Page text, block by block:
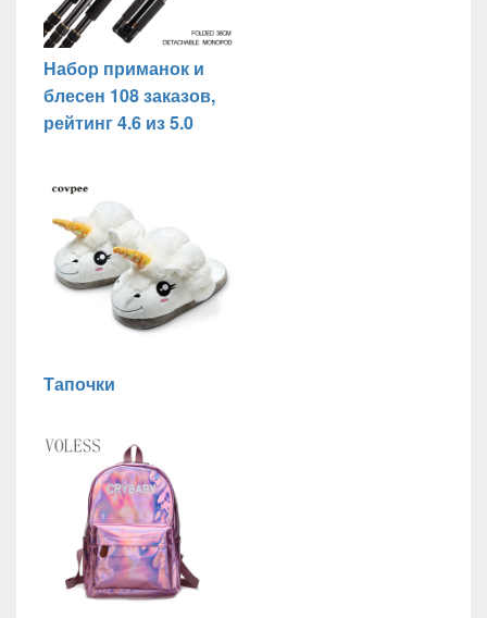
Набор приманок и
блесен 108 заказов,
рейтинг 4.6 из 5.0
Тапочки